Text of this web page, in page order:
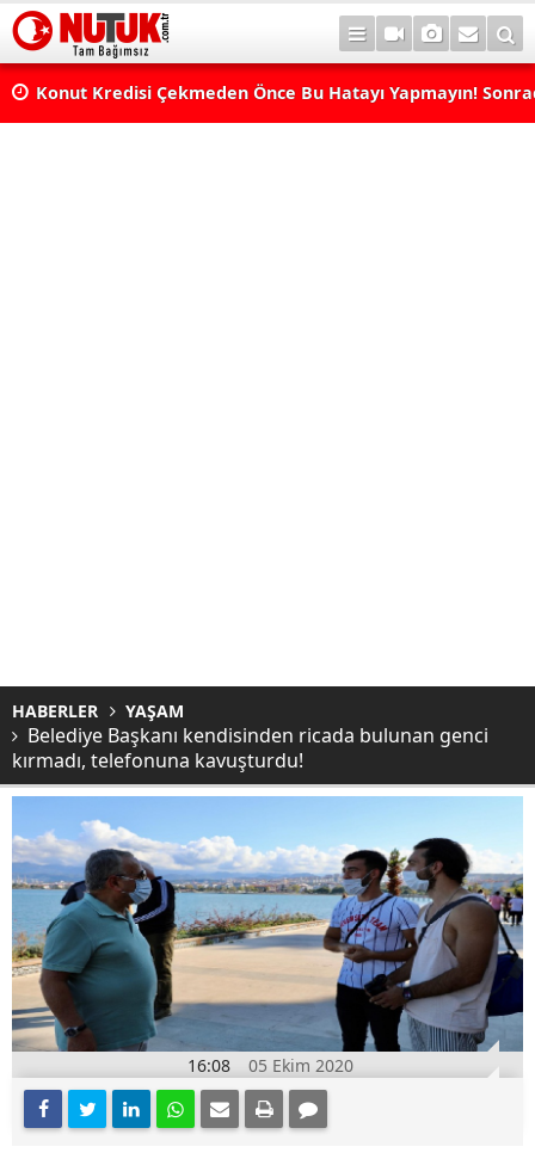
Konut Kredisi Çekmeden Önce Bu Hatayı Yapmayın!
HABERLER YAŞAM
Belediye Başkanı kendisinden ricada bulunan genci
kırmadı, telefonuna kavuşturdu!
16:08 05 Ekim 2020